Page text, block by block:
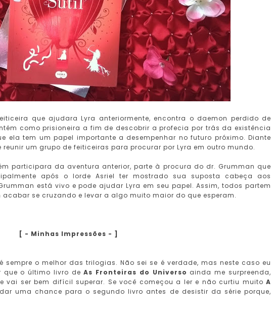
que ajudara Lyra anteriormente, encontra o daemon perdido de
como prisioneira a fim de descobrir a profecia por trás da existência
ela tem um papel importante a desempenhar no futuro próximo. Diante
um grupo de feiticeiras para procurar por Lyra em outro mundo.
participara da aventura anterior, parte à procura do dr. Grumman que
após o lorde Asriel ter mostrado sua suposta cabeça aos
está vivo e pode ajudar Lyra em seu papel. Assim, todos partem
se cruzando e levar a algo muito maior do que esperam.
[ - Minhas Impressões - ]
sempre o melhor das trilogias. Não sei se é verdade, mas neste caso eu
que o último livro deAs Fronteiras do Universo ainda me surpreenda,
vai ser bem difícil superar. Se você começou a ler e não curtiu muito A
uma chance para o segundo livro antes de desistir da série porque,